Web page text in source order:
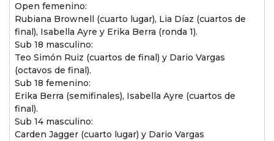
Open femenino:
Rubiana Brownell (cuarto lugar), Lia Díaz (cuartos de
final), Isabella Ayre y Erika Berra (ronda 1).
Sub 18 masculino:
Teo Simón Ruiz (cuartos de final) y Dario Vargas
(octavos de final).
Sub 18 femenino:
Erika Berra (semifinales), Isabella Ayre (cuartos de
final).
Sub 14 masculino:
Carden Jagger (cuarto lugar) y Dario Vargas